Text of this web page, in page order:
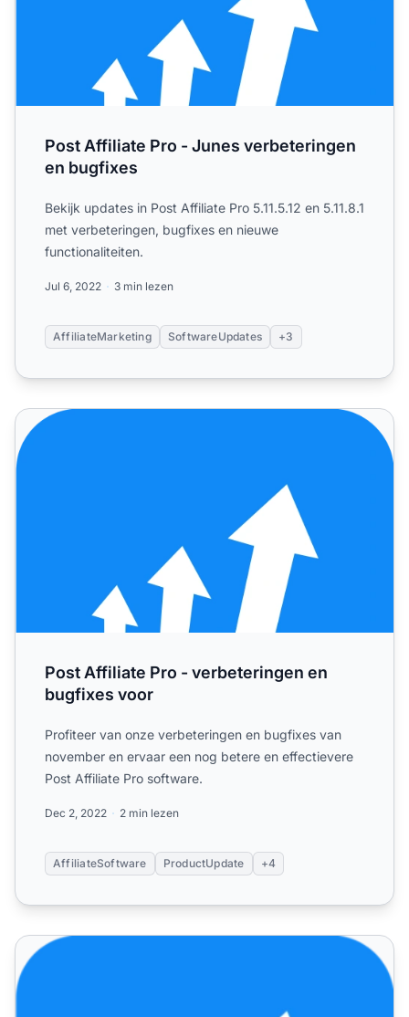
Post Affiliate Pro - Junes verbeteringen
en bugfixes
Bekijk updates in Post Affiliate Pro 5.11.5.12 en 5.11.8.1
met verbeteringen, bugfixes en nieuwe
functionaliteiten.
Jul 6, 2022 3 min lezen
AffiliateMarketing SoftwareUpdates +3
Post Affiliate Pro - verbeteringen en bugfixes voor
Post Affiliate Pro - verbeteringen en
bugfixes voor
Profiteer van onze verbeteringen en bugfixes van
november en ervaar een nog betere en effectievere
Post Affiliate Pro software.
Dec 2, 2022 2 min lezen
AffiliateSoftware ProductUpdate +4
Post Affiliate Pro – Laatste updates en oplossingen in